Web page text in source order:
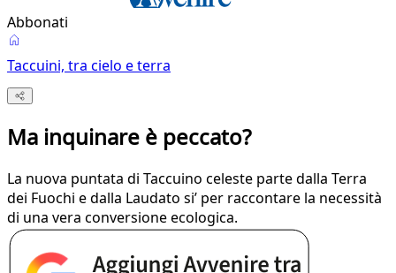
Abbonati
Taccuini, tra cielo e terra
Ma inquinare è peccato?
La nuova puntata di Taccuino celeste parte dalla Terra
dei Fuochi e dalla Laudato si’ per raccontare la necessità
di una vera conversione ecologica.